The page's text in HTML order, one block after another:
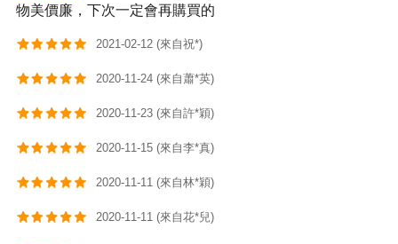
物美價廉，下次一定會再購買的
2021-02-12 (來自祝*)
2020-11-24 (來自蕭*英)
2020-11-23 (來自許*穎)
2020-11-15 (來自李*真)
2020-11-11 (來自林*穎)
2020-11-11 (來自花*兒)